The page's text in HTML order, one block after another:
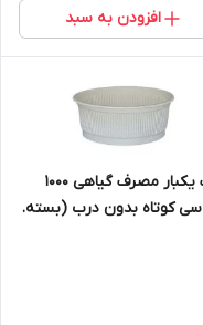
افزودن به سبد
ظرف یکبار مصرف گیاهی ۱۰۰۰
سی سی کوتاه بدون درب (بسته.